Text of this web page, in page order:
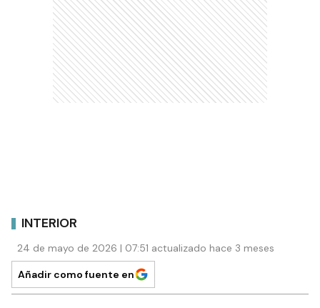
INTERIOR
24 de mayo de 2026 | 07:51 actualizado hace 3 meses
Añadir como fuente en